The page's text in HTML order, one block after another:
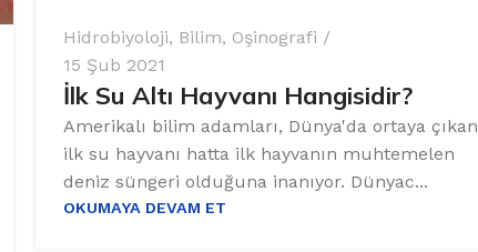
Hidrobiyoloji, Bilim, Oşinografi
15 Şub 2021
İlk Su Altı Hayvanı Hangisidir?
Amerikalı bilim adamları, Dünya'da ortaya çıkan
ilk su hayvanı hatta ilk hayvanın muhtemelen
deniz süngeri olduğuna inanıyor. Dünyac...
OKUMAYA DEVAM ET